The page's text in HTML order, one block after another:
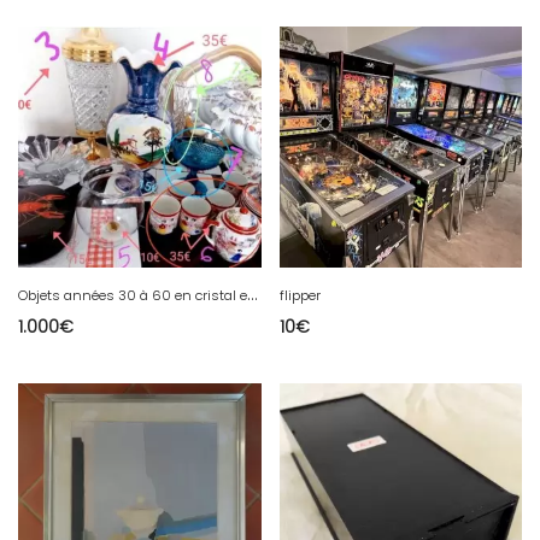
O
bjets années 30 à 60 en cristal et autre
1.000€
flipper
10€